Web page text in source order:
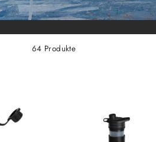
64 Produkte